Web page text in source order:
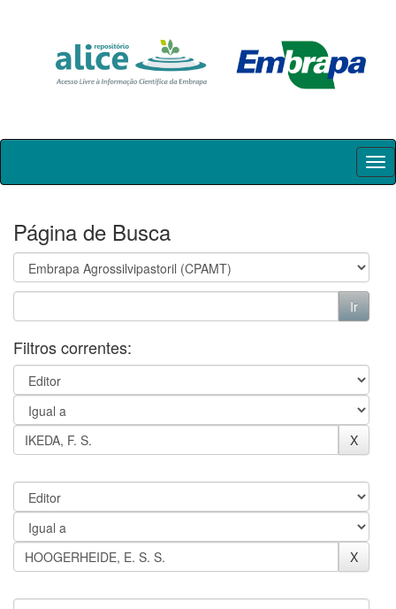
Skip
Página de Busca
Filtros correntes: